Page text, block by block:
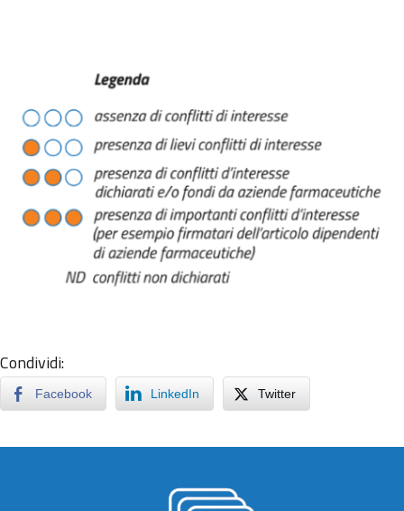
Condividi:
Facebook LinkedIn Twitter